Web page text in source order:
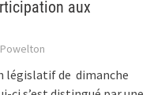
aux
législatif de dimanche